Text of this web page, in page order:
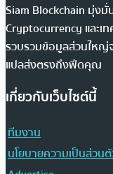
Siam Blockchain มุ่งมั่
Cryptocurrency และเ
รวบรวมข้อมูลส่วนใหญ่จ
แปลส่งตรงถึงฟีดคุณ
เกี่ยวกับเว็บไซต์นี้
ทีมงาน
นโยบายความเป็นส่วน